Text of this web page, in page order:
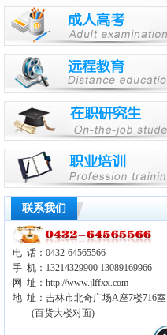
联系我们
电 话：0432-64565566
手 机：13214329900 13089169966
网 址： http://www.jlffxx.com
地 址：吉林市北奇广场A座7楼716室
(百货大楼对面)